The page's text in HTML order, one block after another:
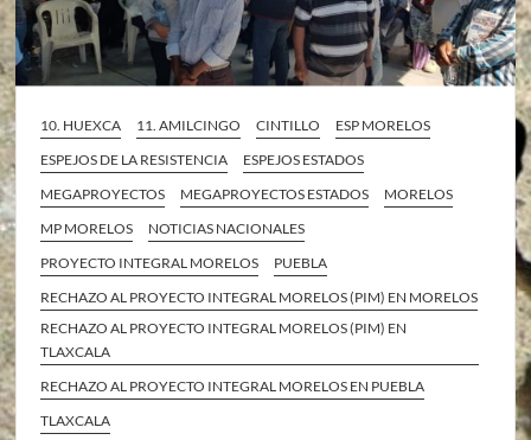
10. HUEXCA 11. AMILCINGO CINTILLO
ESP MORELOS
ESPEJOS DE LA RESISTENCIA
ESPEJOS ESTADOS
MEGAPROYECTOS
MEGAPROYECTOS ESTADOS
MORELOS
MP MORELOS
NOTICIAS NACIONALES
PROYECTO INTEGRAL MORELOS
PUEBLA
RECHAZO AL PROYECTO INTEGRAL MORELOS (PIM) EN MORELOS
RECHAZO AL PROYECTO INTEGRAL MORELOS (PIM) EN
TLAXCALA
RECHAZO AL PROYECTO INTEGRAL MORELOS EN PUEBLA
TLAXCALA